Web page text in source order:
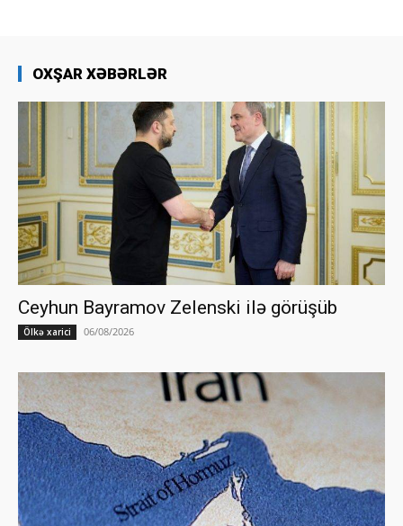
OXŞAR XƏBƏRLƏR
Ceyhun Bayramov Zelenski ilə görüşüb
Ölkə xarici 06/08/2026